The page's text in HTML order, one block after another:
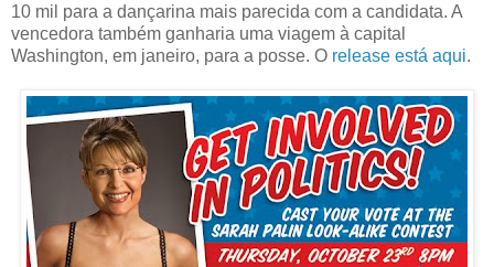
10 mil para a dançarina mais parecida com a candidata. A
vencedora também ganharia uma viagem à capital
Washington, em janeiro, para a posse. O release está aqui.